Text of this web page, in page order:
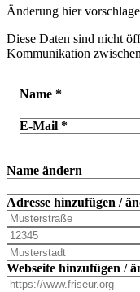
Änderung hier
Diese Daten sind nicht
Kommunikation
Name *
E-Mail *
Name ändern
Adresse hinzufügen /
Webseite hinzufügen /